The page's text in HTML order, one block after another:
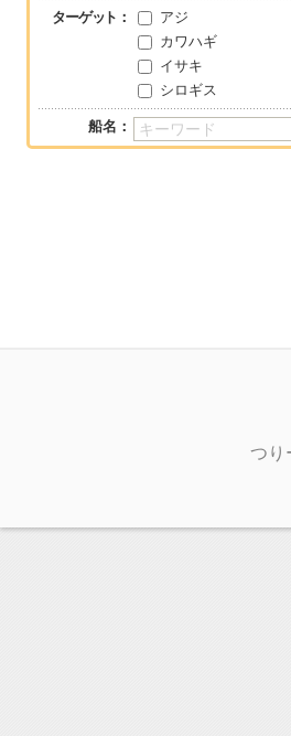
ターゲット ： アジ
カワハギ
イサキ
シロギス
船名：
つり